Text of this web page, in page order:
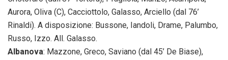
Aurora, Oliva (C), Cacciottolo, Galasso, Arciello (dal 76’
Rinaldi). A disposizione: Bussone, Iandoli, Drame, Palumbo,
Russo, Izzo. All. Galasso.
Albanova: Mazzone, Greco, Saviano (dal 45’ De Biase),